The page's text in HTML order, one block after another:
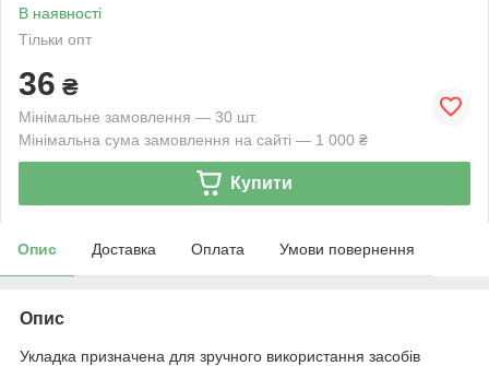
В наявності
Тільки опт
36 ₴
Мінімальне замовлення — 30 шт.
Мінімальна сума замовлення на сайті — 1 000 ₴
Купити
Опис Доставка Оплата Умови повернення
Опис
Укладка призначена для зручного використання засобів